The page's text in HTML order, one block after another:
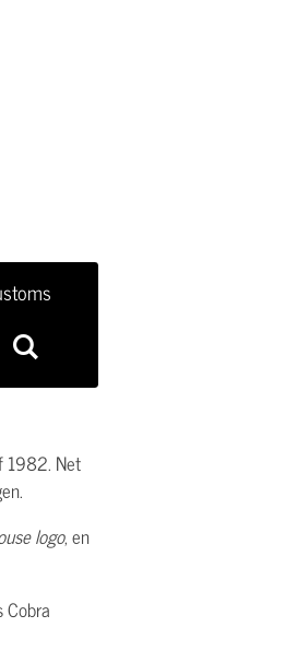
1982. Net
logo, en
Cobra